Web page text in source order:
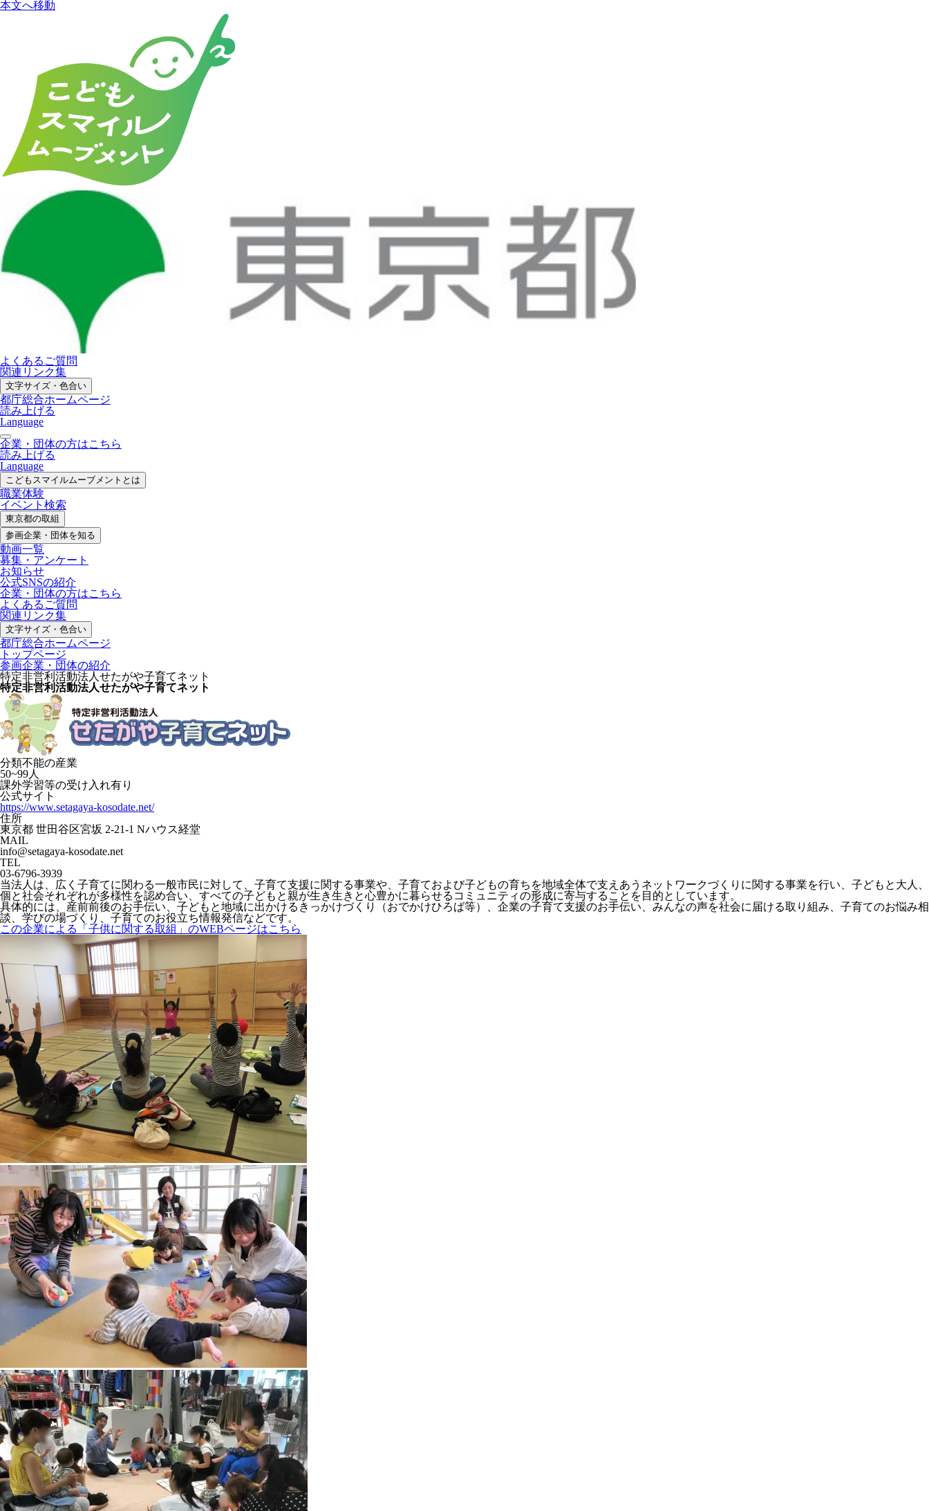
本文へ移動
よくあるご質問
関連リンク集
文字サイズ・色合い
都庁総合ホームページ
読み上げる
Language
企業・団体の方はこちら
読み上げる
Language
こどもスマイルムーブメントとは
職業体験
イベント検索
東京都の取組
参画企業・ 団体を知る
動画一覧
募集・ アンケート
お知らせ
公式SNSの紹介
企業・団体の方はこちら
よくあるご質問
関連リンク集
文字サイズ・色合い
都庁総合ホームページ
トップページ
参画企業・団体の紹介
特定非営利活動法人せたがや子育てネット
特定非営利活動法人せたがや子育てネット
分類不能の産業
50~99人
課外学習等の受け入れ有り
公式サイト
https://www.setagaya-kosodate.net/
住所
東京都 世田谷区宮坂 2-21-1 Nハウス経堂
MAIL
info@setagaya-kosodate.net
TEL
03-6796-3939
当法人は、広く子育てに関わる一般市民に対して、子育て支援に関する事業や、子育ておよび子どもの育ちを地域全体で支えあうネットワークづくりに関する事業を行い、子どもと大人、
個と社会それぞれが多様性を認め合い、すべての子どもと親が生き生きと心豊かに暮らせるコミュニティの形成に寄与することを目的としています。
具体的には、産前前後のお手伝い、子どもと地域に出かけるきっかけづくり（おでかけひろば等）、企業の子育て支援のお手伝い、みんなの声を社会に届ける取り組み、子育てのお悩み相
談、学びの場づくり、子育てのお役立ち情報発信などです。
この企業による「子供に関する取組」のWEBページはこちら